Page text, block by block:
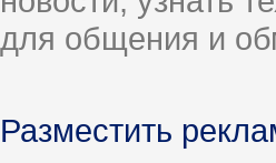
для общения и
Разместить